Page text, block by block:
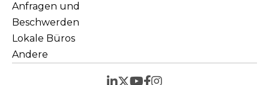
Anfragen und
Beschwerden
Lokale Büros
Andere